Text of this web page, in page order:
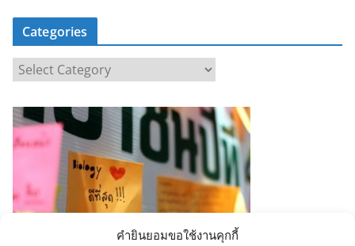
คำยินยอมขอใช้งานคุกกี้
Categories
a
t
e
g
i